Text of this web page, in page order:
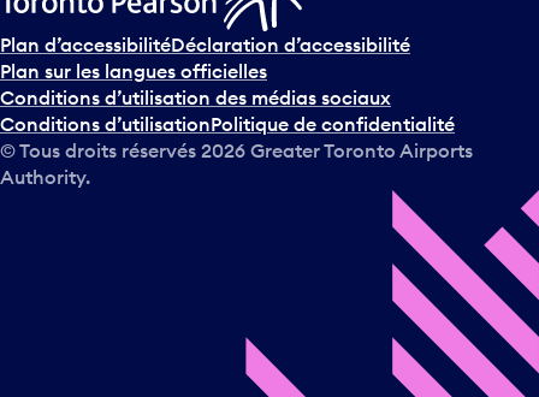
s
u
r
l
e
c
a
Plan d’accessibilitéDéclaration d’accessibilité
Plan sur les langues officielles
Conditions d’utilisation des médias sociaux
Conditions d’utilisationPolitique de confidentialité
© Tous droits réservés 2026 Greater Toronto Airports
Authority.